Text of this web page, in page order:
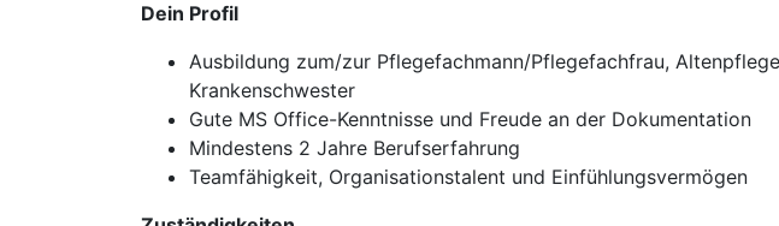
Dein Profil
Ausbildung zum/zur Pflegefachmann/Pflegefachfrau,
Krankenschwester
Gute MS Office-Kenntnisse und Freude an der Dokumentation
Mindestens 2 Jahre Berufserfahrung
Teamfähigkeit, Organisationstalent und Einfühlungsvermögen